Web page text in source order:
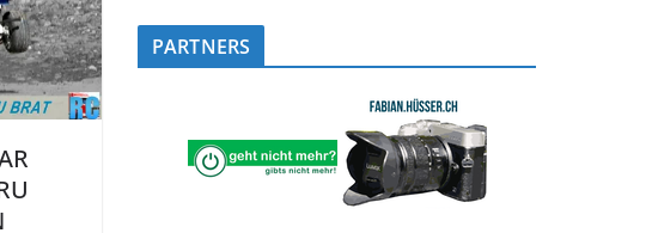
PARTNERS